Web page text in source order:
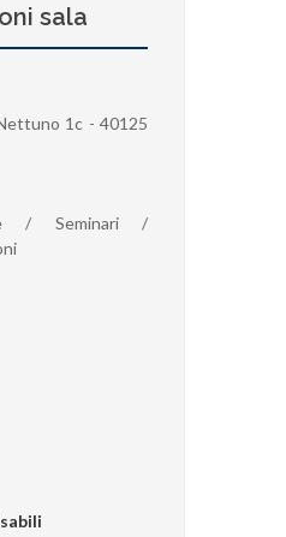
sala
1c - 40125
/ Seminari /